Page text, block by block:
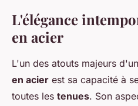
L'élégance
en acier
L'un des atouts majeurs
en acier est sa capacité à
toutes les tenues. Son